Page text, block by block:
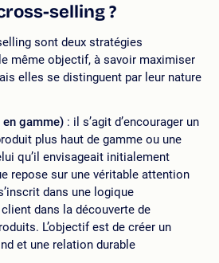
selling ?
sont deux stratégies
même objectif, à savoir maximiser
elles se distinguent par leur nature
gamme) : il s’agit d’encourager un
plus haut de gamme ou une
qu’il envisageait initialement
repose sur une véritable attention
dans une logique
dans la découverte de
L’objectif est de créer un
et une relation durable